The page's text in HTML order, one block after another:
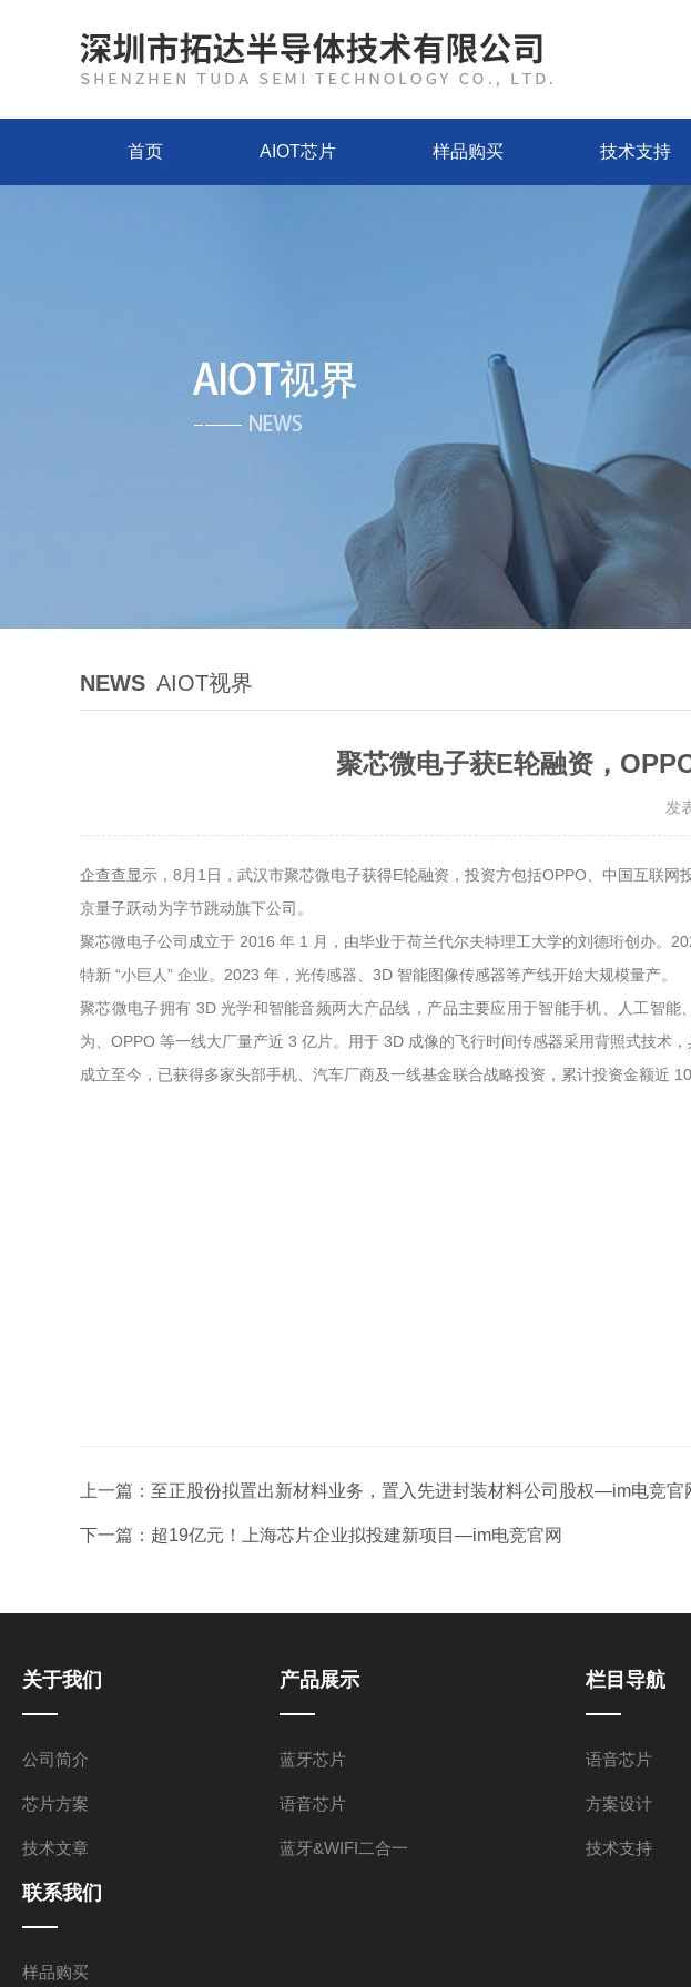
首页 AIOT芯片 样品购买 技术支持
NEWS AIOT视界
聚芯微电子获E轮融资，
发
企查查显示，8月1日，武汉市聚芯微电子获得E轮融资，投资方包括OPPO、中国互联
京量子跃动为字节跳动旗下公司。
聚芯微电子公司成立于 2016 年 1 月，由毕业于荷兰代尔夫特理工大学的刘德珩创办。
特新 “小巨人” 企业。2023 年，光传感器、3D 智能图像传感器等产线开始大规模量产。
聚芯微电子拥有 3D 光学和智能音频两大产品线，产品主要应用于智能手机、人工智
为、OPPO 等一线大厂量产近 3 亿片。用于 3D 成像的飞行时间传感器采用背照式技术
成立至今，已获得多家头部手机、汽车厂商及一线基金联合战略投资，累计投资金额近
上一篇： 至正股份拟置出新材料业务，置入先进封装材料公司股权—im电竞官
下一篇： 超19亿元！上海芯片企业拟投建新项目—im电竞官网
关于我们
公司简介
芯片方案
技术文章
产品展示
蓝牙芯片
语音芯片
蓝牙&WIFI二合一
栏目导航
语音芯片
方案设计
技术支持
联系我们
样品购买